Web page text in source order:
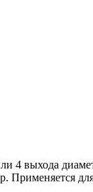
выхода
Применяется